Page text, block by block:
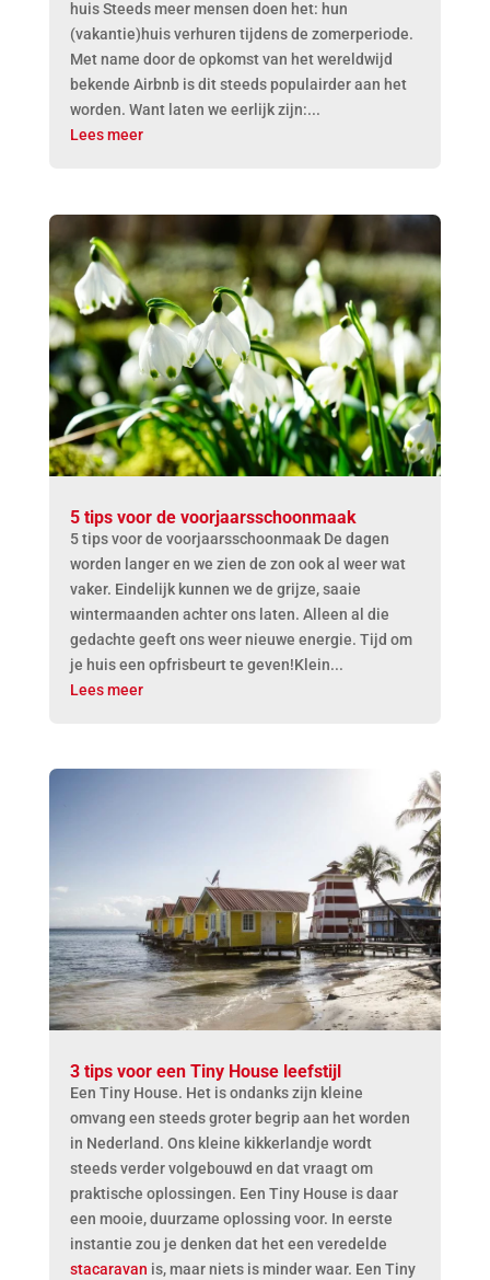
huis Steeds meer mensen doen het: hun
(vakantie)huis verhuren tijdens de zomerperiode.
Met name door de opkomst van het wereldwijd
bekende Airbnb is dit steeds populairder aan het
worden. Want laten we eerlijk zijn:...
Lees meer
5 tips voor de voorjaarsschoonmaak
5 tips voor de voorjaarsschoonmaak De dagen
worden langer en we zien de zon ook al weer wat
vaker. Eindelijk kunnen we de grijze, saaie
wintermaanden achter ons laten. Alleen al die
gedachte geeft ons weer nieuwe energie. Tijd om
je huis een opfrisbeurt te geven!Klein...
Lees meer
3 tips voor een Tiny House leefstijl
Een Tiny House. Het is ondanks zijn kleine
omvang een steeds groter begrip aan het worden
in Nederland. Ons kleine kikkerlandje wordt
steeds verder volgebouwd en dat vraagt om
praktische oplossingen. Een Tiny House is daar
een mooie, duurzame oplossing voor. In eerste
instantie zou je denken dat het een veredelde
stacaravan is, maar niets is minder waar. Een Tiny